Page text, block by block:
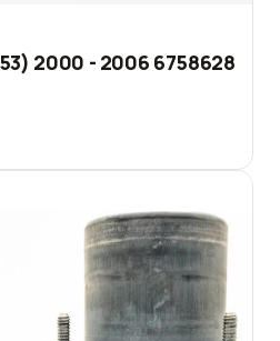
2000 - 2006 6758628